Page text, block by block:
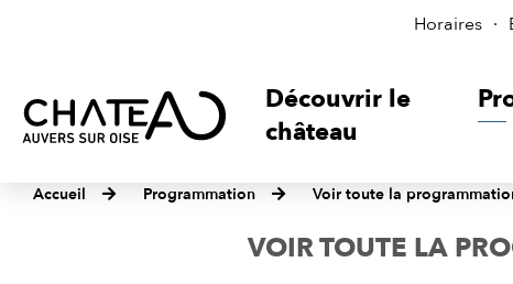
Horaires
Découvrir le
château
Accueil Programmation Voir toute la
VOIR TOUTE LA